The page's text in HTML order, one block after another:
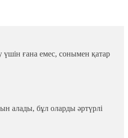
үшін ғана емес, сонымен қатар
алады, бұл оларды әртүрлі